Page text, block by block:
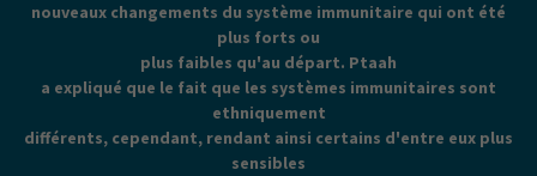
nouveaux changements du système immunitaire qui ont été
plus forts ou
plus faibles qu'au départ. Ptaah
a expliqué que le fait que les systèmes immunitaires sont
ethniquement
différents, cependant, rendant ainsi certains d'entre eux plus
sensibles